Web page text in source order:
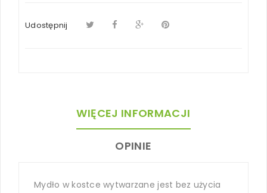
Udostępnij
WIĘCEJ INFORMACJI
OPINIE
Mydło w kostce wytwarzane jest bez użycia